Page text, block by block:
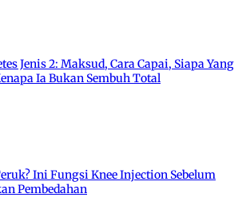
Jenis 2: Maksud, Cara Capai, Siapa Yang
Ia Bukan Sembuh Total
Ini Fungsi Knee Injection Sebelum
Pembedahan